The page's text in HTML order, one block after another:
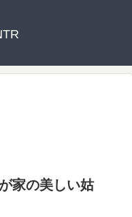
家の美しい姑